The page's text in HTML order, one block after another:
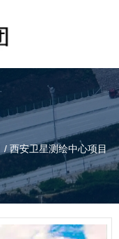
/ 西安卫星测绘中心项目